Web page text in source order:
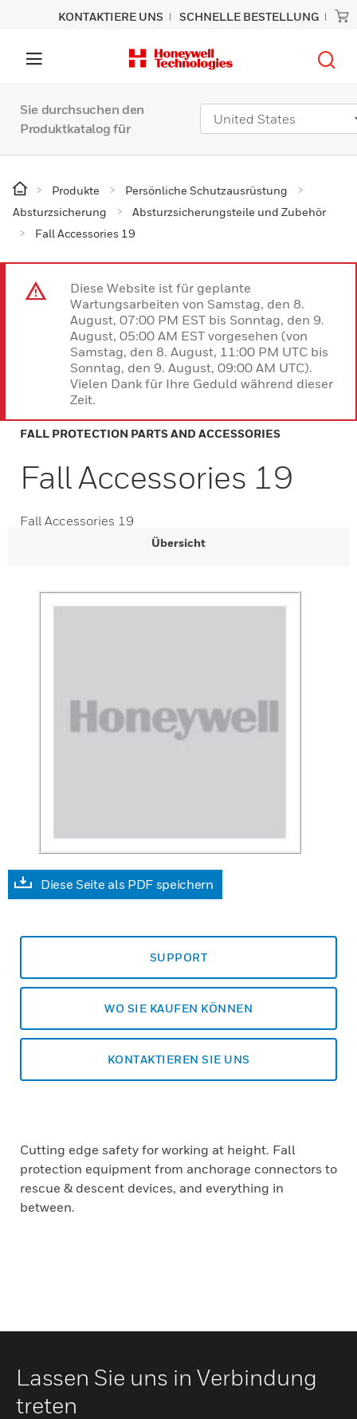
KONTAKTIERE UNS SCHNELLE BESTELLUNG
Sie durchsuchen den
Produktkatalog für
Produkte
Persönliche Schutzausrüstung
Absturzsicherung
Absturzsicherungsteile und Zubehör
Fall Accessories 19
Diese Website ist für geplante
Wartungsarbeiten von Samstag, den 8.
August, 07:00 PM EST bis Sonntag, den 9.
August, 05:00 AM EST vorgesehen (von
Samstag, den 8. August, 11:00 PM UTC bis
Sonntag, den 9. August, 09:00 AM UTC).
Vielen Dank für Ihre Geduld während dieser
Zeit.
FALL PROTECTION PARTS AND ACCESSORIES
Fall Accessories 19
Fall Accessories 19
Übersicht
Diese Seite als PDF speichern
SUPPORT
WO SIE KAUFEN KÖNNEN
KONTAKTIEREN SIE UNS
Cutting edge safety for working at height. Fall
protection equipment from anchorage connectors to
rescue & descent devices, and everything in
between.
Lassen Sie uns in Verbindung
treten